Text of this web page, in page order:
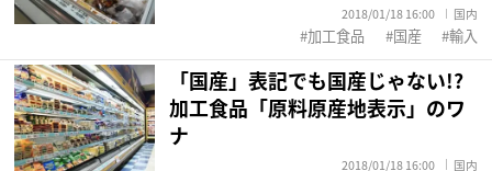
2018/01/18 16:00 国内
加工食品 国産 輸入
「国産」表記でも国産じゃない!?
加工食品「原料原産地表示」のワ
ナ
2018/01/18 16:00 国内